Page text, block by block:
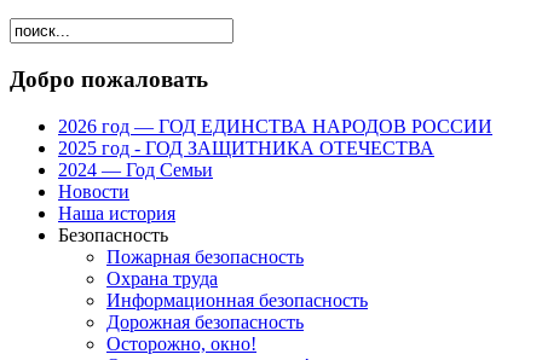
Добро пожаловать
2026 год — ГОД ЕДИНСТВА НАРОДОВ РОССИИ
2025 год - ГОД ЗАЩИТНИКА ОТЕЧЕСТВА
2024 — Год Семьи
Новости
Наша история
Безопасность
Пожарная безопасность
Охрана труда
Информационная безопасность
Дорожная безопасность
Осторожно, окно!